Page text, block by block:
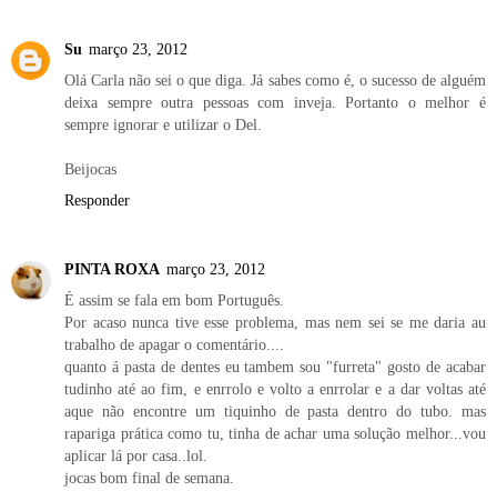
Su março 23, 2012
Olá Carla não sei o que diga. Já sabes como é, o sucesso de alguém
deixa sempre outra pessoas com inveja. Portanto o melhor é
sempre ignorar e utilizar o Del.
Beijocas
Responder
PINTA ROXA março 23, 2012
É assim se fala em bom Português.
Por acaso nunca tive esse problema, mas nem sei se me daria au
trabalho de apagar o comentário....
quanto á pasta de dentes eu tambem sou "furreta" gosto de acabar
tudinho até ao fim, e enrrolo e volto a enrrolar e a dar voltas até
aque não encontre um tiquinho de pasta dentro do tubo. mas
rapariga prática como tu, tinha de achar uma solução melhor...vou
aplicar lá por casa..lol.
jocas bom final de semana.